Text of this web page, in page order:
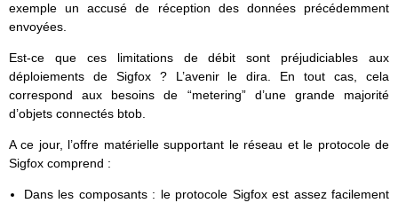
exemple un accusé de réception des données précédemment
envoyées.
Est-ce que ces limitations de débit sont préjudiciables aux
déploiements de Sigfox ? L’avenir le dira. En tout cas, cela
correspond aux besoins de “metering” d’une grande majorité
d’objets connectés btob.
A ce jour, l’offre matérielle supportant le réseau et le protocole de
Sigfox comprend :
Dans les composants : le protocole Sigfox est assez facilement